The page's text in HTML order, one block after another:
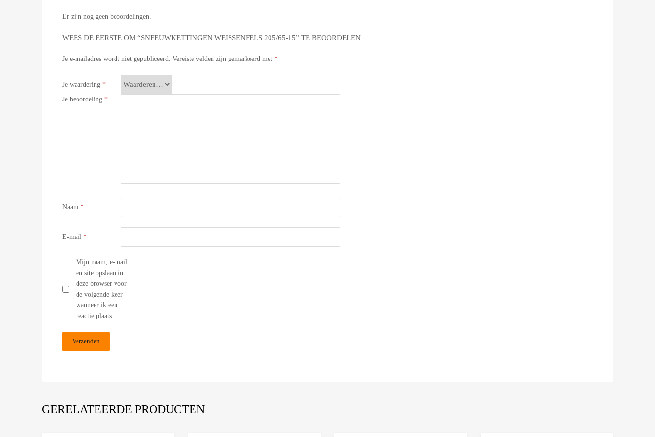
Er zijn nog geen beoordelingen.
WEES DE EERSTE OM “SNEEUWKETTINGEN WEISSENFELS 205/65-15” TE BEOORDELEN
Je e-mailadres wordt niet gepubliceerd. Vereiste velden zijn gemarkeerd met *
Je waardering *
Je beoordeling *
Naam *
E-mail *
Mijn naam, e-mail
en site opslaan in
deze browser voor
de volgende keer
wanneer ik een
reactie plaats.
GERELATEERDE PRODUCTEN